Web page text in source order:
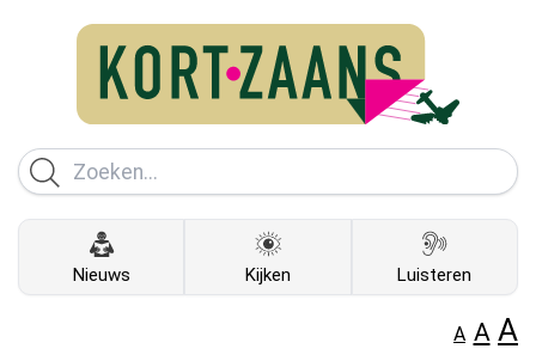
Nieuws Kijken Luisteren
A A A